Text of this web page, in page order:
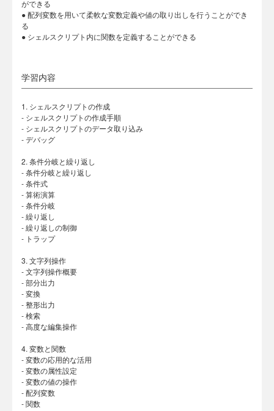
ができる
● 配列変数を用いて柔軟な変数定義や値の取り出しを行うことができ
る
● シェルスクリプト内に関数を定義することができる
学習内容
1. シェルスクリプトの作成
- シェルスクリプトの作成手順
- シェルスクリプトのデータ取り込み
- デバッグ
2. 条件分岐と繰り返し
- 条件分岐と繰り返し
- 条件式
- 算術演算
- 条件分岐
- 繰り返し
- 繰り返しの制御
- トラップ
3. 文字列操作
- 文字列操作概要
- 部分出力
- 変換
- 整形出力
- 検索
- 高度な編集操作
4. 変数と関数
- 変数の応用的な活用
- 変数の属性設定
- 変数の値の操作
- 配列変数
- 関数